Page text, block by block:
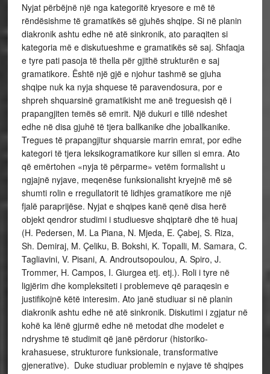
Nyjat përbëjnë një nga kategoritë kryesore e më të
rëndësishme të gramatikës së gjuhës shqipe. Si në planin
diakronik ashtu edhe në atë sinkronik, ato paraqiten si
kategoria më e diskutueshme e gramatikës së saj. Shfaqja
e tyre pati pasoja të thella për gjithë strukturën e saj
gramatikore. Është një gjë e njohur tashmë se gjuha
shqipe nuk ka nyja shquese të paravendosura, por e
shpreh shquarsinë gramatikisht me anë treguesish që i
prapangjiten temës së emrit. Një dukuri e tillë ndeshet
edhe në disa gjuhë të tjera ballkanike dhe joballkanike.
Tregues të prapangjitur shquarsie marrin emrat, por edhe
kategori të tjera leksikogramatikore kur sillen si emra. Ato
që emërtohen «nyja të përparme» vetëm formalisht u
ngjajnë nyjave, meqenëse funksionalisht kryejnë më së
shumti rolin e rregullatorit të lidhjes gramatikore me një
fjalë paraprijëse. Nyjat e shqipes kanë qenë disa herë
objekt qendror studimi i studiuesve shqiptarë dhe të huaj
(H. Pedersen, M. La Piana, N. Mjeda, E. Çabej, S. Riza,
Sh. Demiraj, M. Çeliku, B. Bokshi, K. Topalli, M. Samara, C.
Tagliavini, V. Pisani, A. Androutsopoulou, A. Spiro, J.
Trommer, H. Campos, I. Giurgea etj. etj.). Roli i tyre në
ligjërim dhe kompleksiteti i problemeve që paraqesin e
justifikojnë këtë interesim. Ato janë studiuar si në planin
diakronik ashtu edhe në atë sinkronik. Diskutimi i zgjatur në
kohë ka lënë gjurmë edhe në metodat dhe modelet e
ndryshme të studimit që janë përdorur (historiko-
krahasuese, strukturore funksionale, transformative
gjenerative). Duke studiuar problemin e nyjave të shqipes